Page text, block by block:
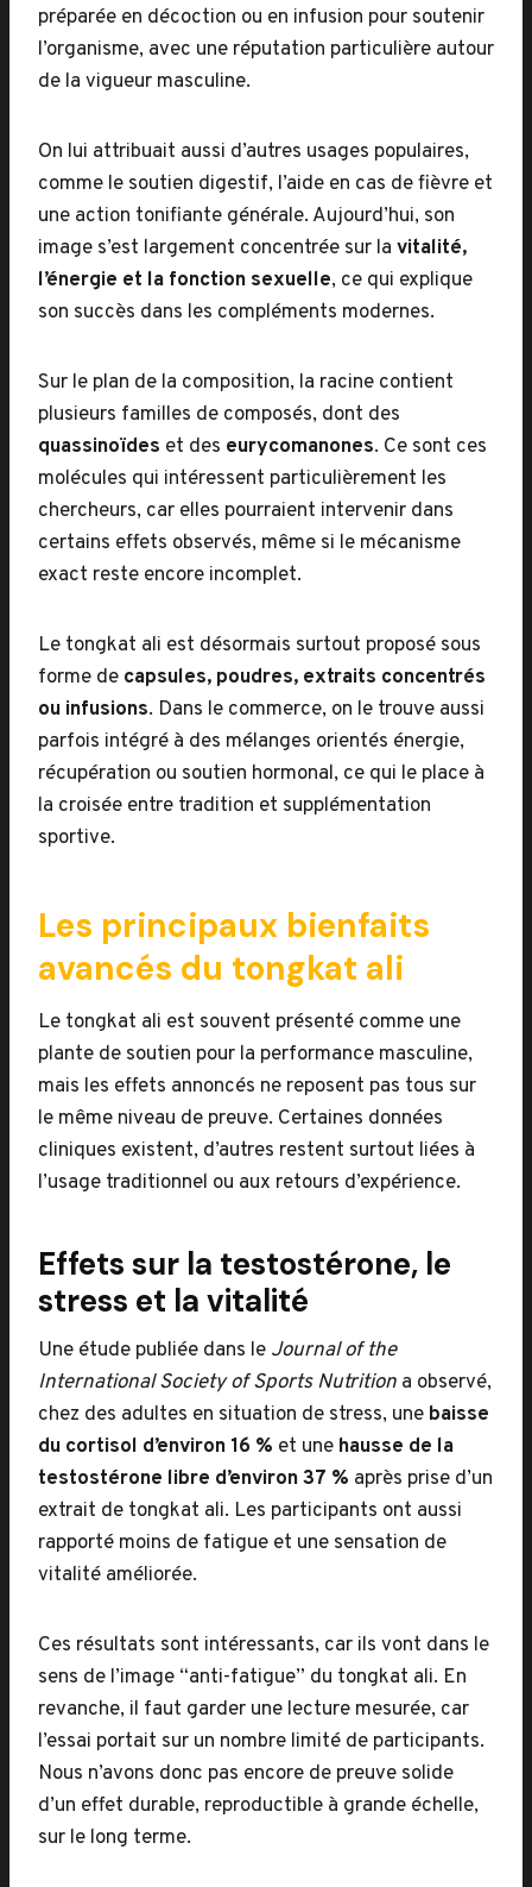
préparée en décoction ou en infusion pour soutenir
l’organisme, avec une réputation particulière autour
de la vigueur masculine.
On lui attribuait aussi d’autres usages populaires,
comme le soutien digestif, l’aide en cas de fièvre et
une action tonifiante générale. Aujourd’hui, son
image s’est largement concentrée sur la vitalité,
l’énergie et la fonction sexuelle, ce qui explique
son succès dans les compléments modernes.
Sur le plan de la composition, la racine contient
plusieurs familles de composés, dont des
quassinoïdes et des eurycomanones. Ce sont ces
molécules qui intéressent particulièrement les
chercheurs, car elles pourraient intervenir dans
certains effets observés, même si le mécanisme
exact reste encore incomplet.
Le tongkat ali est désormais surtout proposé sous
forme de capsules, poudres, extraits concentrés
ou infusions. Dans le commerce, on le trouve aussi
parfois intégré à des mélanges orientés énergie,
récupération ou soutien hormonal, ce qui le place à
la croisée entre tradition et supplémentation
sportive.
Les principaux bienfaits
avancés du tongkat ali
Le tongkat ali est souvent présenté comme une
plante de soutien pour la performance masculine,
mais les effets annoncés ne reposent pas tous sur
le même niveau de preuve. Certaines données
cliniques existent, d’autres restent surtout liées à
l’usage traditionnel ou aux retours d’expérience.
Effets sur la testostérone, le
stress et la vitalité
Une étude publiée dans le Journal of the
International Society of Sports Nutrition a observé,
chez des adultes en situation de stress, une baisse
du cortisol d’environ 16 % et une hausse de la
testostérone libre d’environ 37 % après prise d’un
extrait de tongkat ali. Les participants ont aussi
rapporté moins de fatigue et une sensation de
vitalité améliorée.
Ces résultats sont intéressants, car ils vont dans le
sens de l’image “anti-fatigue” du tongkat ali. En
revanche, il faut garder une lecture mesurée, car
l’essai portait sur un nombre limité de participants.
Nous n’avons donc pas encore de preuve solide
d’un effet durable, reproductible à grande échelle,
sur le long terme.